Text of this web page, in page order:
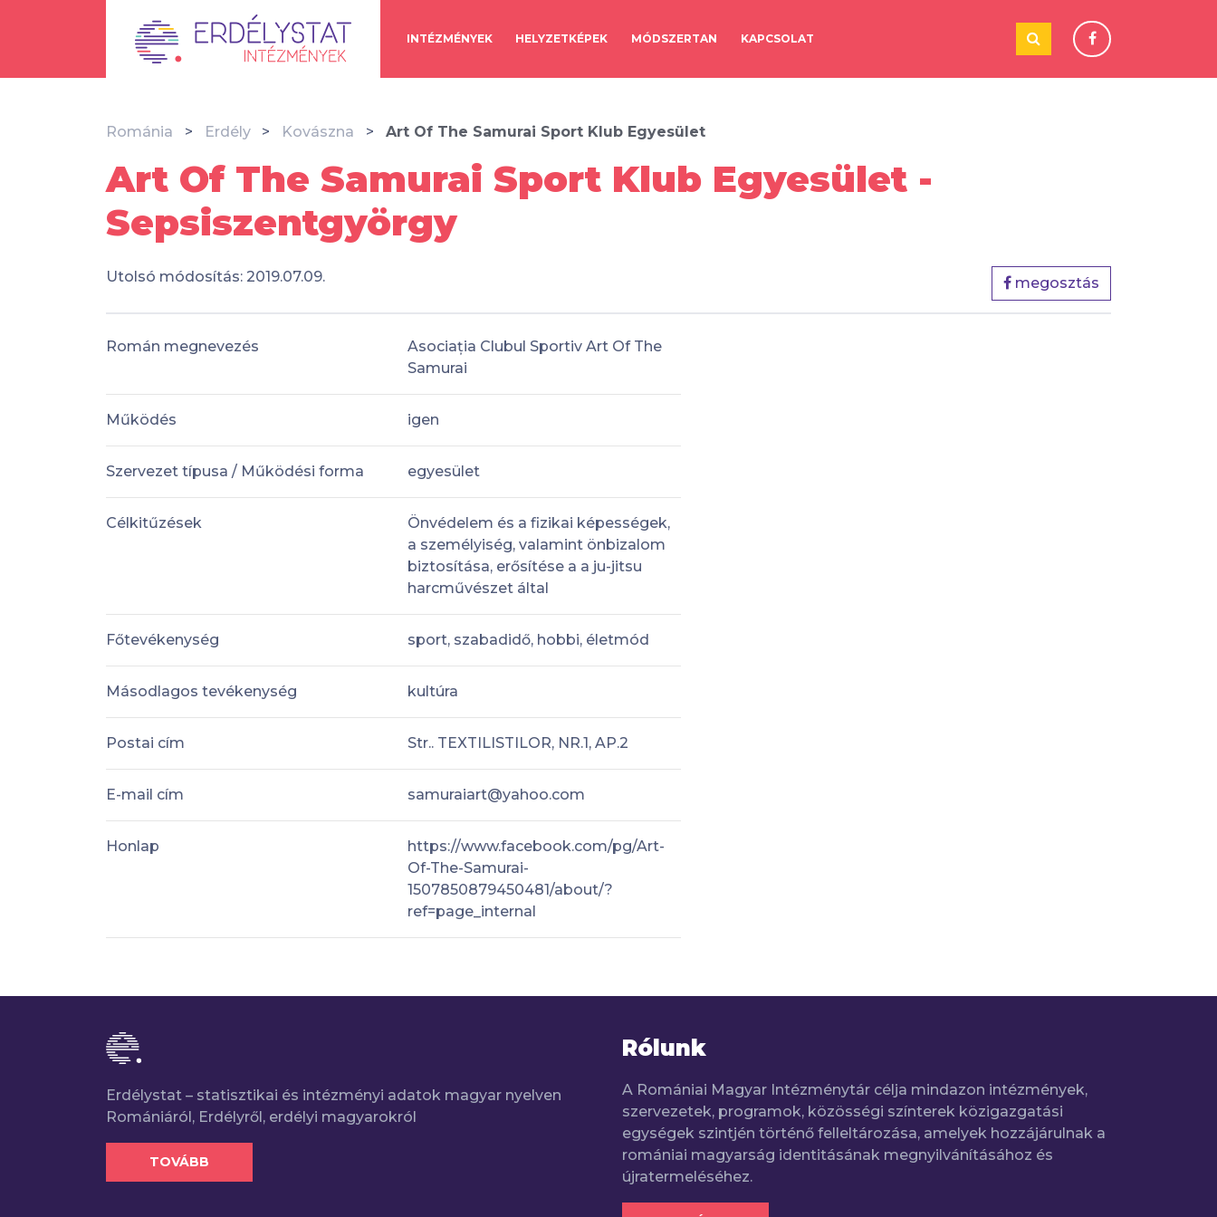
INTÉZMÉNYEK HELYZETKÉPEK MÓDSZERTAN KAPCSOLAT
Románia Erdély Kovászna Art Of The Samurai Sport Klub Egyesület
Art Of The Samurai Sport Klub Egyesület -
Sepsiszentgyörgy
Utolsó módosítás: 2019.07.09. megosztás
Román megnevezés
Asociația Clubul Sportiv Art Of The
Samurai
Működés igen
Szervezet típusa / Működési forma egyesület
Célkitűzések
Önvédelem és a fizikai képességek,
a személyiség, valamint önbizalom
biztosítása, erősítése a a ju-jitsu
harcművészet által
Főtevékenység sport, szabadidő, hobbi, életmód
Másodlagos tevékenység kultúra
Postai cím Str.. TEXTILISTILOR, NR.1, AP.2
E-mail cím samuraiart@yahoo.com
Honlap
https://www.facebook.com/pg/Art-
Of-The-Samurai-
1507850879450481/about/?
ref=page_internal
Erdélystat – statisztikai és intézményi adatok magyar nyelven
Romániáról, Erdélyről, erdélyi magyarokról
TOVÁBB
Rólunk
A Romániai Magyar Intézménytár célja mindazon intézmények,
szervezetek, programok, közösségi színterek közigazgatási
egységek szintjén történő felleltározása, amelyek hozzájárulnak a
romániai magyarság identitásának megnyilvánításához és
újratermeléséhez.